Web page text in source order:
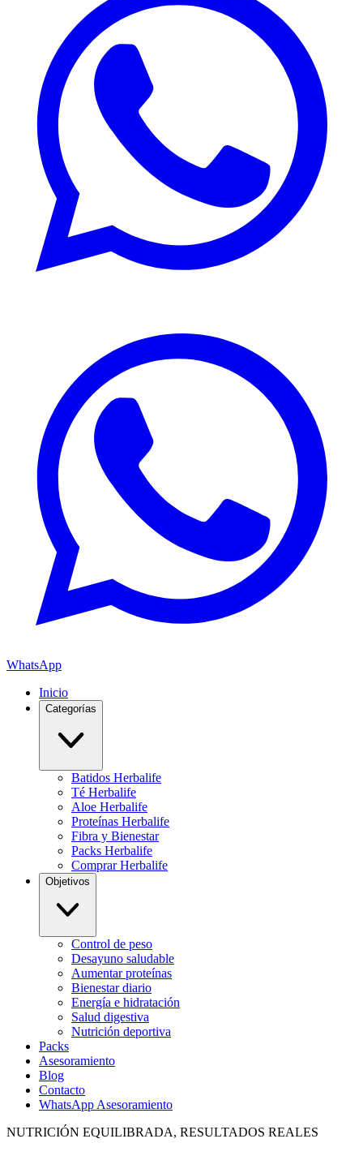
WhatsApp
Inicio
Categorías
Batidos Herbalife
Té Herbalife
Aloe Herbalife
Proteínas Herbalife
Fibra y Bienestar
Packs Herbalife
Comprar Herbalife
Objetivos
Control de peso
Desayuno saludable
Aumentar proteínas
Bienestar diario
Energía e hidratación
Salud digestiva
Nutrición deportiva
Packs
Asesoramiento
Blog
Contacto
WhatsApp Asesoramiento
NUTRICIÓN EQUILIBRADA, RESULTADOS REALES